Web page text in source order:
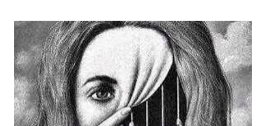
mais rico e produtivo por ele nos é ofertado. As relações
que a Doutrina Espírita estabelece com as questões sociais
e as ciências humanas, nos faculta, nos muni de
conhecimentos, condições e recursos para atravessarmos
as nossas encarnações como Espíritos mais atuantes com o
mundo social ao qual fazemos parte.